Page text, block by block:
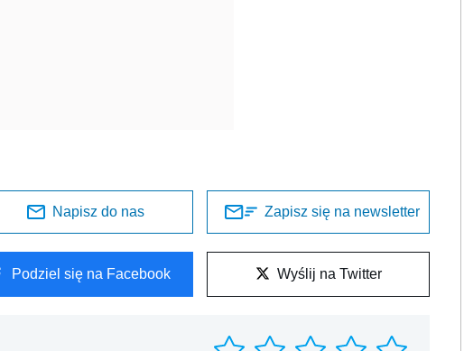
Napisz do nas Zapisz się na newsletter
Podziel się na Facebook Wyślij na Twitter